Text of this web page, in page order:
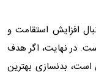
افزایش استقامت و
در نهایت، اگر هدف
بدنسازی بهترین